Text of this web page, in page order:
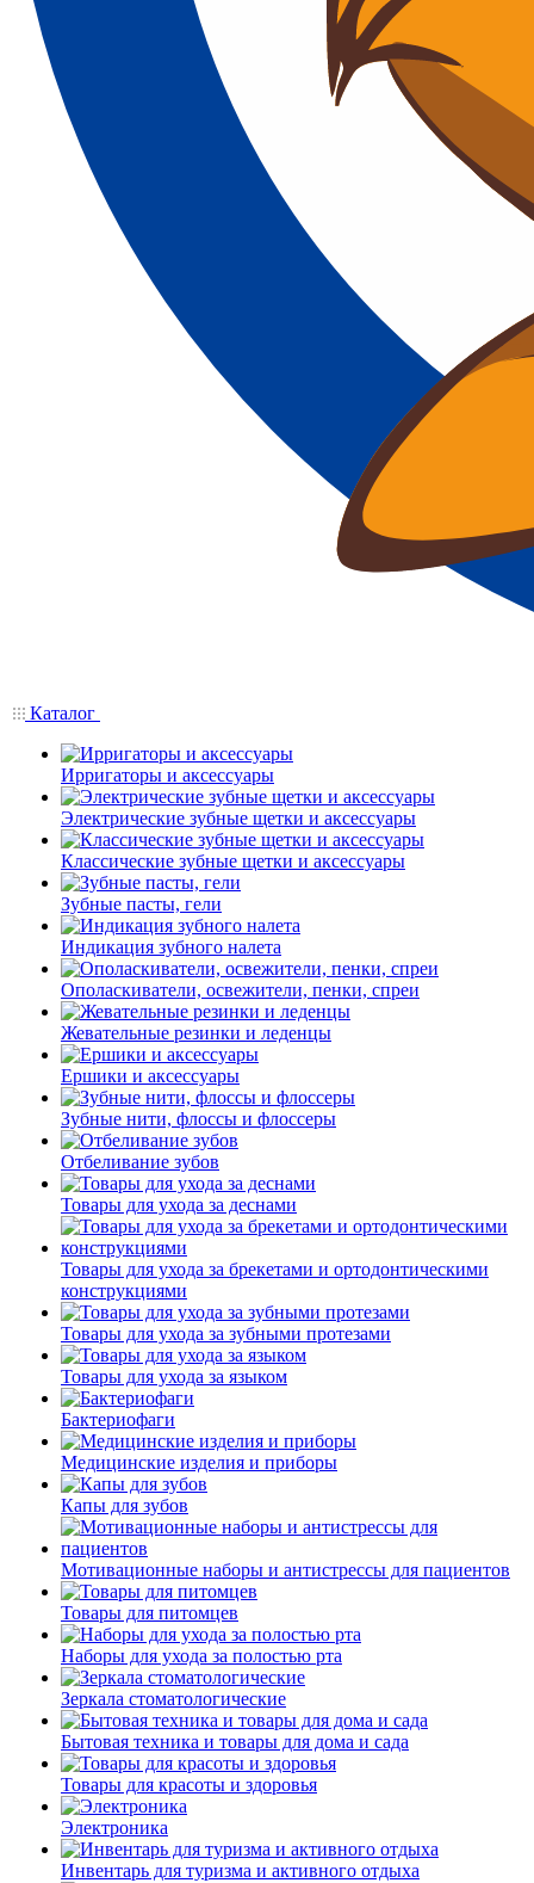
Каталог
Ирригаторы и аксессуары
Электрические зубные щетки и аксессуары
Классические зубные щетки и аксессуары
Зубные пасты, гели
Индикация зубного налета
Ополаскиватели, освежители, пенки, спреи
Жевательные резинки и леденцы
Ершики и аксессуары
Зубные нити, флоссы и флоссеры
Отбеливание зубов
Товары для ухода за деснами
Товары для ухода за брекетами и ортодонтическими
конструкциями
Товары для ухода за зубными протезами
Товары для ухода за языком
Бактериофаги
Медицинские изделия и приборы
Капы для зубов
Мотивационные наборы и антистрессы для пациентов
Товары для питомцев
Наборы для ухода за полостью рта
Зеркала стоматологические
Бытовая техника и товары для дома и сада
Товары для красоты и здоровья
Электроника
Инвентарь для туризма и активного отдыха